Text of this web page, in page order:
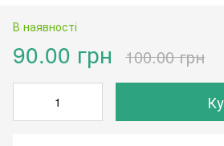
В наявності
90.00 грн 100.00 грн